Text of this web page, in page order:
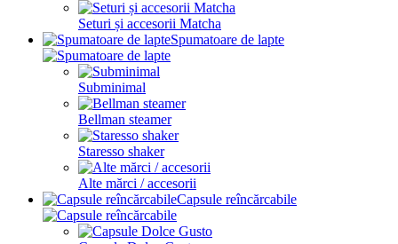
Seturi și accesorii Matcha
Spumatoare de lapte
Subminimal
Bellman steamer
Staresso shaker
Alte mărci / accesorii
Capsule reîncărcabile